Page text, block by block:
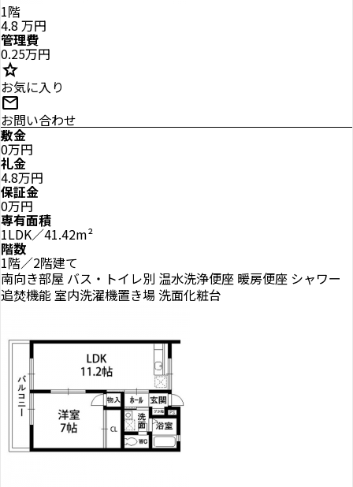
1階
4.8 万円
管理費
0.25万円
star
お気に入り
mail
お問い合わせ
敷金
0万円
礼金
4.8万円
保証金
0万円
専有面積
1LDK／41.42m²
階数
1階／2階建て
南向き部屋 バス・トイレ別 温水洗浄便座 暖房便座 シャワー
追焚機能室内洗濯機置き場 洗面化粧台